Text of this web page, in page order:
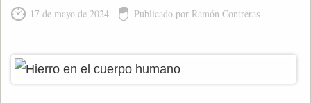
17 de mayo de 2024 Publicado por Ramón Contreras